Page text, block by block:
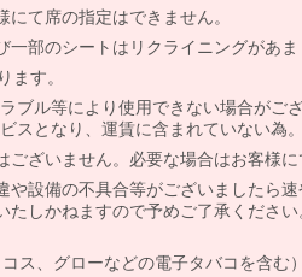
て席の指定はできません。
一部のシートはリクライニングがあま
ます。
ブル等により使用できない場合がご
スとなり、運賃に含まれていない為。
ございません。必要な場合はお客様に
や設備の不具合等がございましたら
たしかねますので予めご了承ください
ス、グローなどの電子タバコを含む